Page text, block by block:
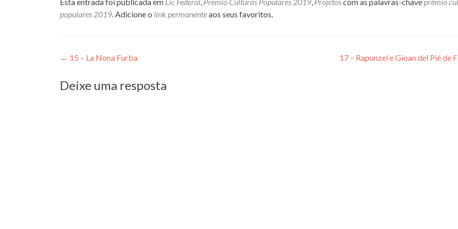
Esta entrada foi publicada em Lic Federal, Premio Culturas Populares 2019, Projetoscom as palavras-chaveprêmio
populares 2019. Adicione o link permanenteaos seus favoritos.
Navegação
de
← 15 – La Nona Furba 17 – Rapunzel e Gioan del Pié de
Deixe uma resposta